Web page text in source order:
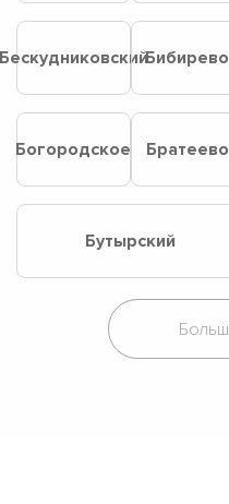
Бибирево
Богородское Братеево
Бутырский